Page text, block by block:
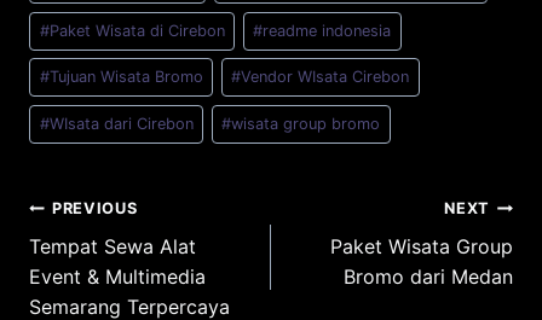
#Paket Wisata di Cirebon #readme indonesia
#Tujuan Wisata Bromo #Vendor WIsata Cirebon
#WIsata dari Cirebon #wisata group bromo
Post
navigation
PREVIOUS
Tempat Sewa Alat
Event & Multimedia
Semarang Terpercaya
NEXT
Paket Wisata Group
Bromo dari Medan